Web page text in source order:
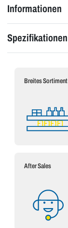
Informationen
Spezifikationen
Breites Sortiment
After Sales